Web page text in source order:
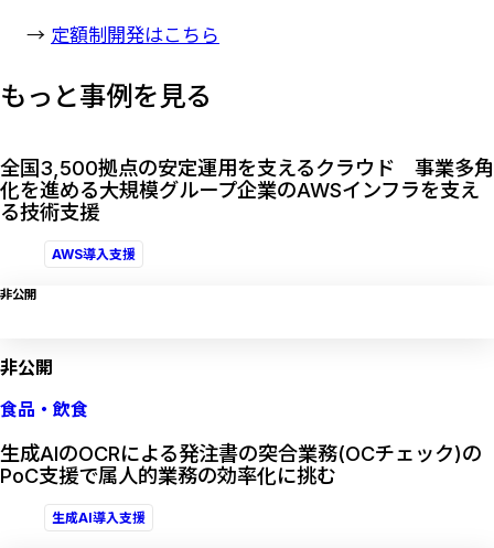
→ 定額制開発はこちら
もっと事例を見る
全国3,500拠点の安定運用を支えるクラウド 事業多角
化を進める大規模グループ企業のAWSインフラを支え
る技術支援
AWS導入支援
非公開
非公開
食品・飲食
生成AIのOCRによる発注書の突合業務(OCチェック)の
PoC支援で属人的業務の効率化に挑む
生成AI導入支援